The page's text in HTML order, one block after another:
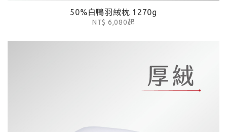
50%白鴨羽絨枕 1270g
NT$ 6,080起